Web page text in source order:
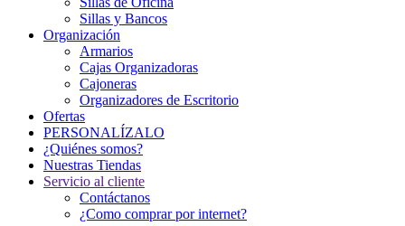
Sillas y Bancos
Organización
Armarios
Cajas Organizadoras
Cajoneras
Organizadores de Escritorio
Ofertas
PERSONALÍZALO
¿Quiénes somos?
Nuestras Tiendas
Servicio al cliente
Contáctanos
¿Como comprar por internet?